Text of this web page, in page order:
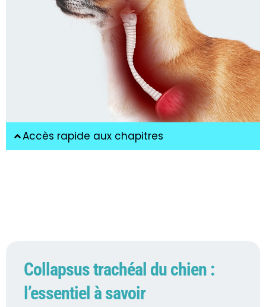
Accès rapide aux chapitres
Collapsus trachéal du chien :
l’essentiel à savoir